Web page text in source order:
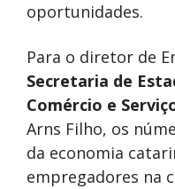
oportunidades.
Para o diretor de
Secretaria de
Comércio e
Arns Filho, os
da economia
empregadores na